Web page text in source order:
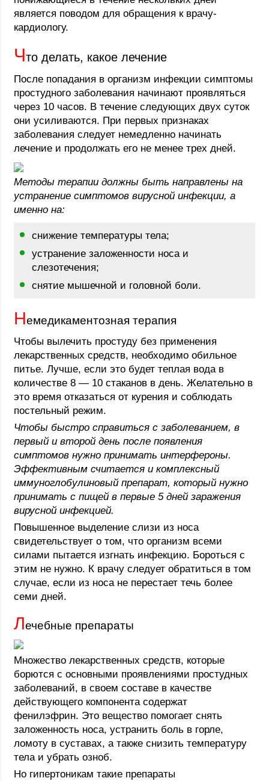
является поводом для обращения к врачу-
кардиологу.
Что делать, какое лечение
После попадания в организм инфекции симптомы
простудного заболевания начинают проявляться
через 10 часов. В течение следующих двух суток
они усиливаются. При первых признаках
заболевания следует немедленно начинать
лечение и продолжать его не менее трех дней.
Методы терапии должны быть направлены на
устранение симптомов вирусной инфекции, а
именно на:
снижение температуры тела;
устранение заложенности носа и
слезотечения;
снятие мышечной и головной боли.
Немедикаментозная терапия
Чтобы вылечить простуду без применения
лекарственных средств, необходимо обильное
питье. Лучше, если это будет теплая вода в
количестве 8 — 10 стаканов в день. Желательно в
это время отказаться от курения и соблюдать
постельный режим.
Чтобы быстро справиться с заболеванием, в
первый и второй день после появления
симптомов нужно принимать интерфероны.
Эффективным считается и комплексный
иммуноглобулиновый препарат, который нужно
принимать с пищей в первые 5 дней заражения
вирусной инфекцией.
Повышенное выделение слизи из носа
свидетельствует о том, что организм всеми
силами пытается изгнать инфекцию. Бороться с
этим не нужно. К врачу следует обратиться в том
случае, если из носа не перестает течь более
семи дней.
Лечебные препараты
Множество лекарственных средств, которые
борются с основными проявлениями простудных
заболеваний, в своем составе в качестве
действующего компонента содержат
фенилэфрин. Это вещество помогает снять
заложенность носа, устранить боль в горле,
ломоту в суставах, а также снизить температуру
тела и убрать озноб.
Но гипертоникам такие препараты